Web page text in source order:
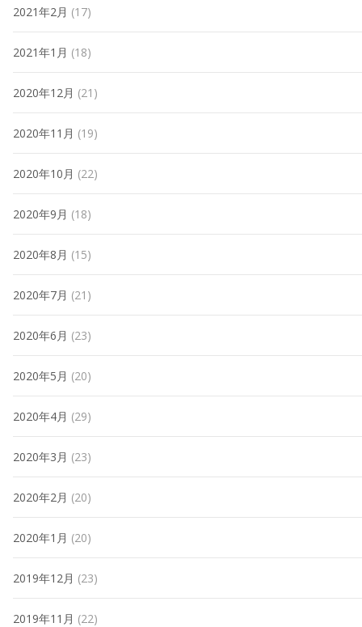
2021年2月 (17)
2021年1月 (18)
2020年12月 (21)
2020年11月 (19)
2020年10月 (22)
2020年9月 (18)
2020年8月 (15)
2020年7月 (21)
2020年6月 (23)
2020年5月 (20)
2020年4月 (29)
2020年3月 (23)
2020年2月 (20)
2020年1月 (20)
2019年12月 (23)
2019年11月 (22)